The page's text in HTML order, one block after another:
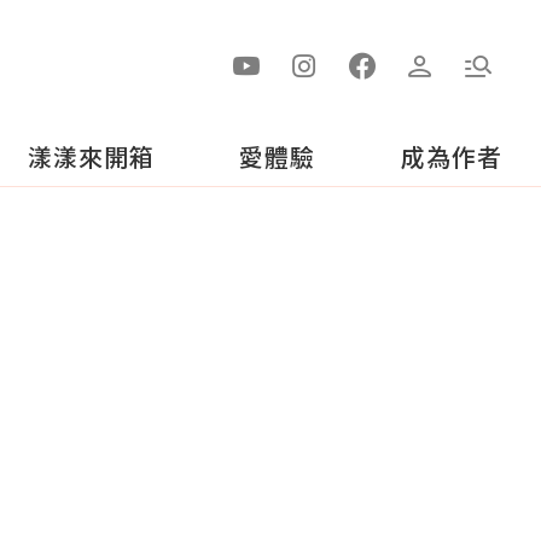
漾漾來開箱 愛體驗 成為作者